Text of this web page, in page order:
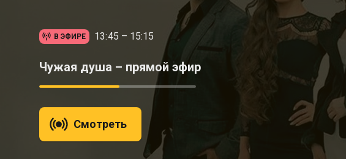
В ЭФИРЕ 13:45 – 15:15
Чужая душа – прямой эфир
Смотреть